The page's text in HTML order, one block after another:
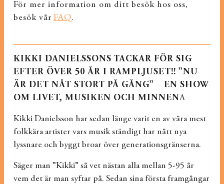
För mer information om ditt besök hos oss,
besök vår FAQ.
KIKKI DANIELSSONS TACKAR FÖR SIG
EFTER ÖVER 50 ÅR I RAMPLJUSET!! ”NU
ÄR DET NÅT STORT PÅ GÅNG” – EN SHOW
OM LIVET, MUSIKEN OCH MINNENA
Kikki Danielsson har sedan länge varit en av våra mest
folkkära artister vars musik ständigt har nått nya
lyssnare och byggt broar över generationsgränserna.
Säger man ”Kikki” så vet nästan alla mellan 5-95 år
vem det är man syftar på. Sedan sina första framgångar